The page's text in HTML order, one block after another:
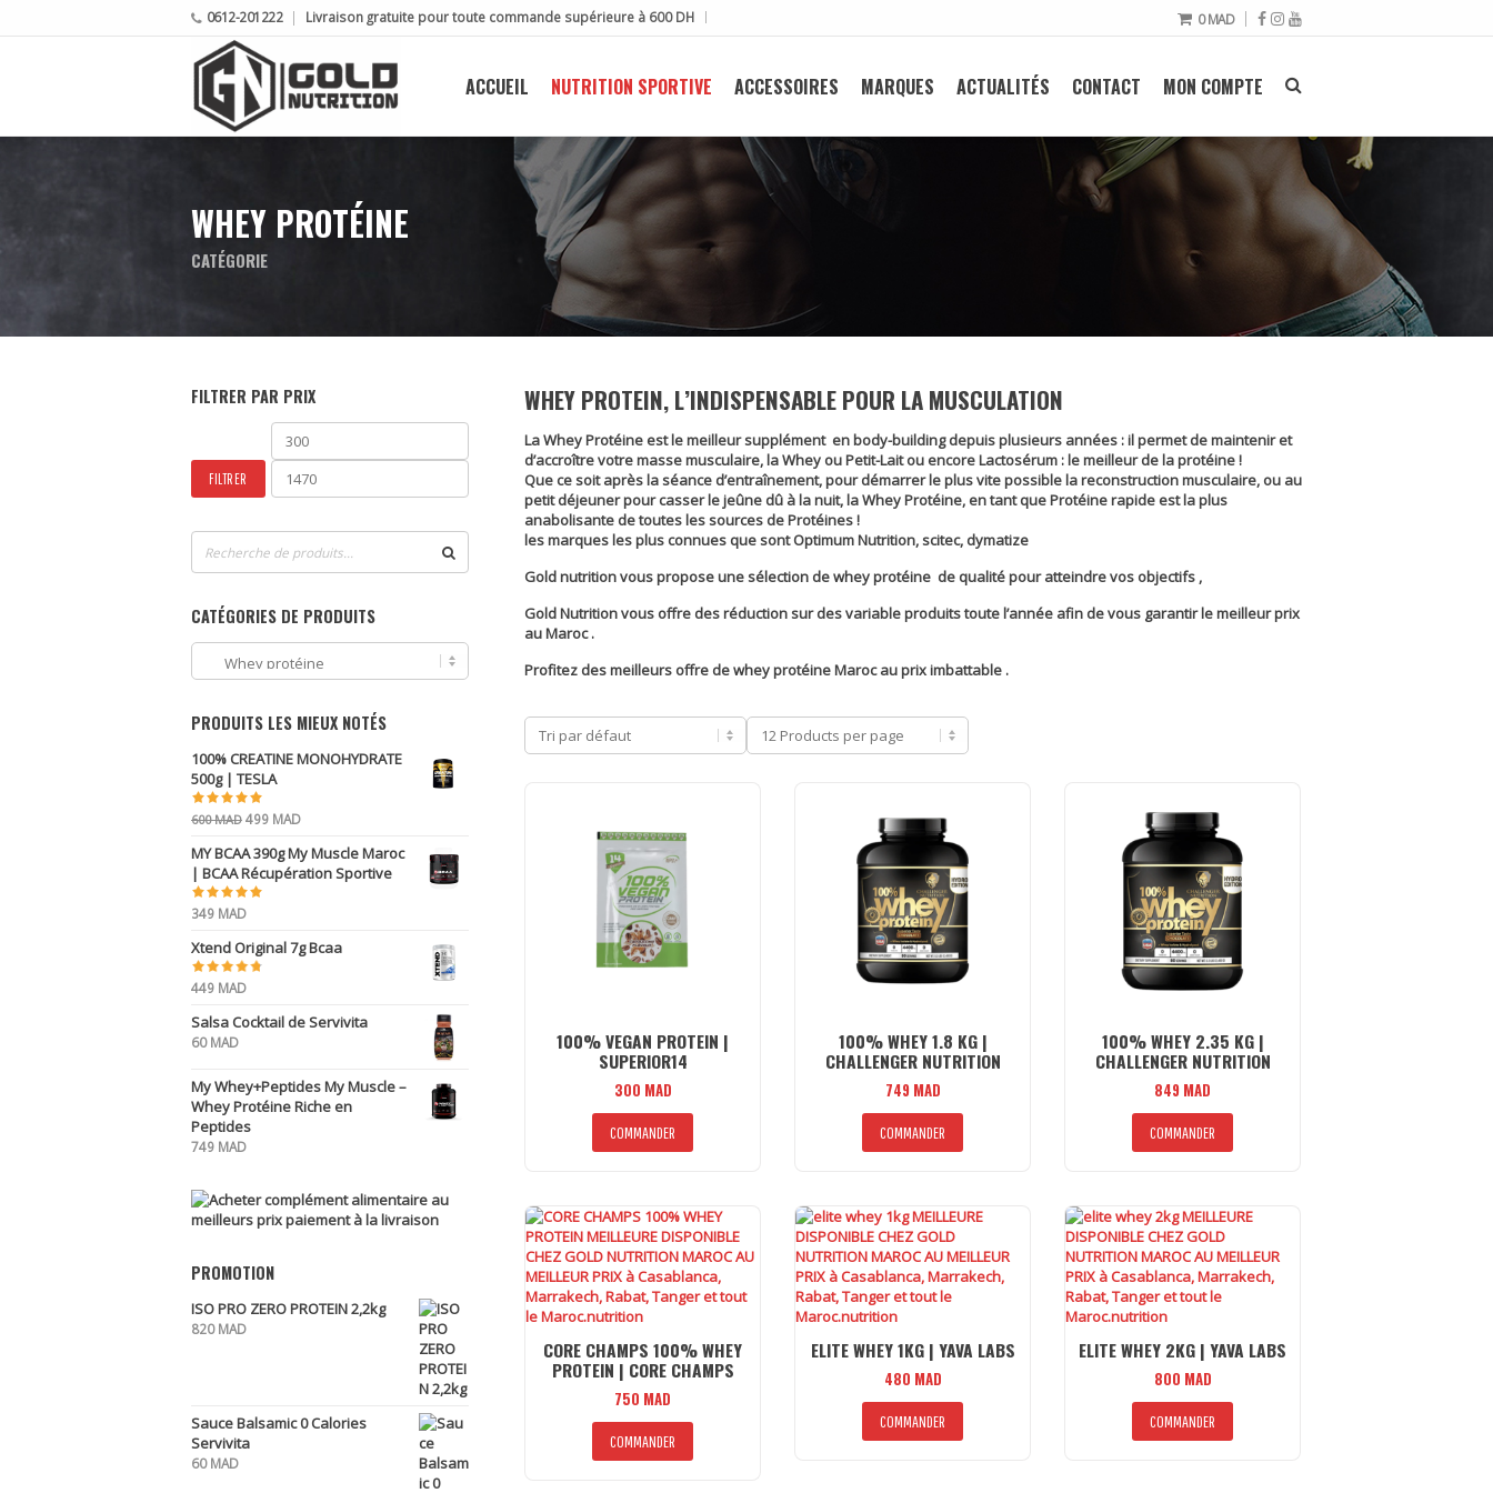
0612-201222 Livraison gratuite pour toute commande supérieure à 600 DH 0MAD
ACCUEIL NUTRITION SPORTIVE ACCESSOIRES MARQUES ACTUALITÉS CONTACT MON COMPTE
WHEY PROTÉINE
CATÉGORIE
WHEY PROTEIN, L’INDISPENSABLE POUR LA MUSCULATION
LaWheyProtéine est le meilleur supplément en body-building depuis plusieurs années : il permet de maintenir et
d’accroître votre masse musculaire, la Whey ou Petit-Lait ou encore Lactosérum : le meilleur de la protéine !
Que ce soit après la séance d’entraînement, pour démarrer le plus vite possible la reconstruction musculaire, ou au
petit déjeuner pour casser le jeûne dû à la nuit, la Whey Protéine, en tant que Protéine rapide est la plus
anabolisante de toutes les sources de Protéines !
les marques les plus connues que sont Optimum Nutrition, scitec, dymatize
Gold nutrition vous propose une sélection de whey protéine de qualité pour atteindre vos objectifs ,
Gold Nutrition vous offre des réduction sur des variable produits toute l’année afin de vous garantir le meilleur prix
au Maroc .
Profitez des meilleurs offre de whey protéine Maroc au prix imbattable .
100% VEGAN PROTEIN |
SUPERIOR14
300 MAD
COMMANDER
Ce
Les
options
peuvent
être
choisies
la
page
du
100% WHEY 1.8 KG |
CHALLENGER NUTRITION
749 MAD
COMMANDER
100% WHEY 2.35 KG |
CHALLENGER NUTRITION
849 MAD
COMMANDER
CORE CHAMPS 100% WHEY
PROTEIN | CORE CHAMPS
750 MAD
COMMANDER
Ce
ELITE WHEY 1KG | YAVA LABS
480 MAD
COMMANDER
Ce
ELITE WHEY 2KG | YAVA LABS
800 MAD
COMMANDER
Ce
FILTRER PAR PRIX
Prix
min
FILTRER
Recherche
pour :
CATÉGORIES DE PRODUITS
PRODUITS LES MIEUX NOTÉS
100% CREATINE MONOHYDRATE
500g | TESLA
600MAD Le
initial
était :
600 MAD.
499 MADLe
actuel
est :
MY BCAA 390g My Muscle Maroc
| BCAA Récupération Sportive
349 MAD
Xtend Original 7g Bcaa
449 MAD
Salsa Cocktail de Servivita
60MAD
My Whey+Peptides My Muscle –
Whey Protéine Riche en
Peptides
749 MAD
PROMOTION
ISO PRO ZERO PROTEIN 2,2kg
820MAD
Sauce Balsamic 0 Calories
Servivita
60MAD